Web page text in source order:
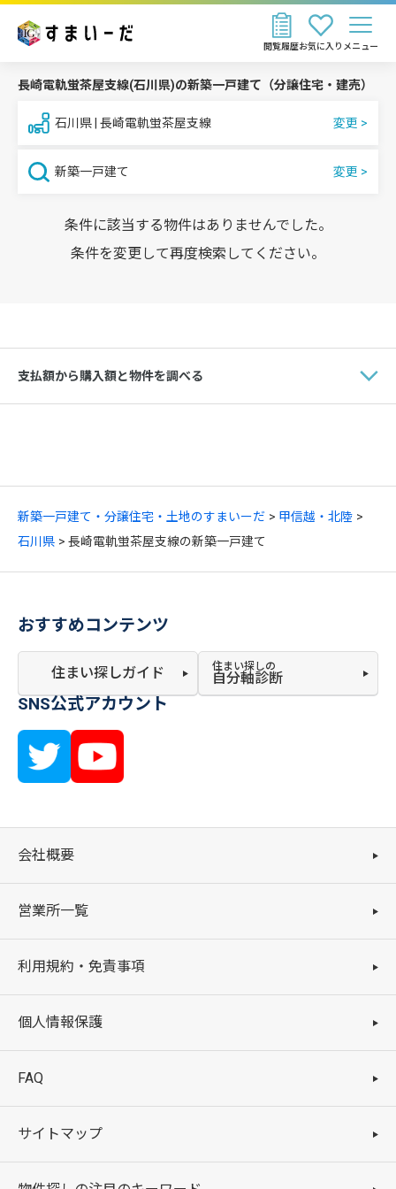
お気に入り
閲覧履歴 メニュー
新築一戸建て・分譲住宅・土地のすまいーだ
甲信越・北陸
石川県
長崎電軌蛍茶屋支線の新築一戸建て
長崎電軌蛍茶屋支線(石川県)の新築一戸建て（分譲住宅・建売）
石川県 | 長崎電軌蛍茶屋支線
新築一戸建て
条件に該当する物件はありませんでした。
条件を変更して再度検索してください。
支払額から購入額と物件を調べる
おすすめコンテンツ
住まい探しガイド 住まい探しの
自分軸診断
SNS公式アカウント
会社概要
営業所一覧
利用規約・免責事項
個人情報保護
FAQ
サイトマップ